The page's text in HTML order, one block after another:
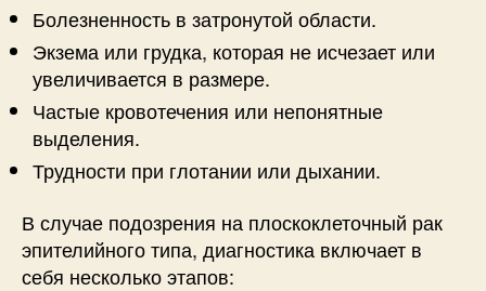
Болезненность в затронутой области.
Экзема или грудка, которая не исчезает или
увеличивается в размере.
Частые кровотечения или непонятные
выделения.
Трудности при глотании или дыхании.
В случае подозрения на плоскоклеточный рак
эпителийного типа, диагностика включает в
себя несколько этапов: